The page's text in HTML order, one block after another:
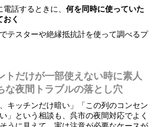
話するときに、 何を同時に使っていた
おく
テスターや絶縁抵抗計を使って調べるプ
トだけが一部使えない時に素人
な夜間トラブルの落とし穴
キッチンだけ暗い」「この列のコンセン
」という相談も、呉市の夜間対応でよく